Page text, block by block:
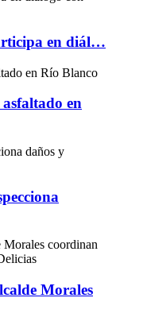
en diál…
en
Morales